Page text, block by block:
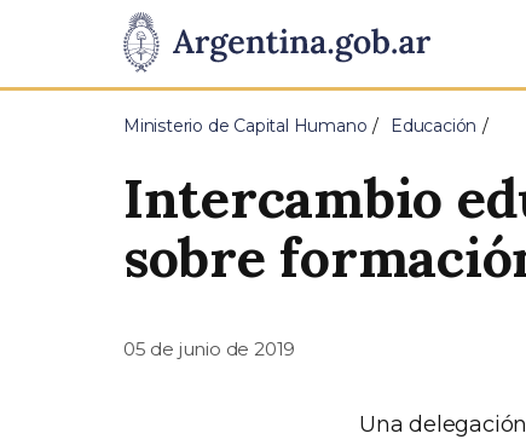
Presidencia
de
Pasar al contenido principal
Ministerio de Capital Humano Educación
Intercambio
sobre
05 de junio de 2019
Una